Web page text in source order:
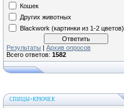
Кошек
Других животных
Blackwork (картинки из 1-2 цветов)
Результаты | Архив опросов
Всего ответов: 1582
СПИЦЫ+КРЮЧЕК